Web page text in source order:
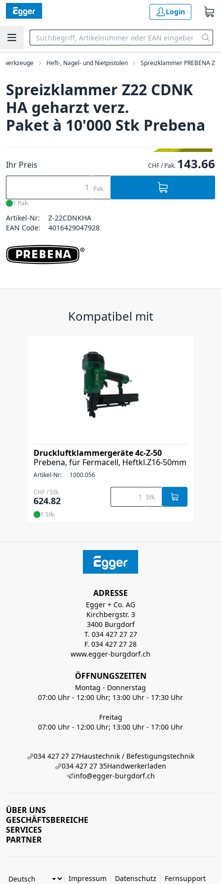
Login
Heft-, Nagel- und Nietpistolen Spreizklammer PREBENA Z
Spreizklammer Z22 CDNK
HA geharzt verz.
Paket à 10'000 Stk Prebena
Ihr Preis CHF / Pak. 143.66
Pak.
1 Pak.
Artikel-Nr:
Z-22CDNKHA
EAN Code:
4016429047928
Kompatibel mit
Druckluftklammergeräte 4c-Z-50
Prebena, für Fermacell, Heftkl.Z16-50mm
Artikel-Nr: 1000.056
CHF / Stk.
624.82 Stk.
1 Stk.
ADRESSE
Egger + Co. AG
Kirchbergstr. 3
3400 Burgdorf
T. 034 427 27 27
F. 034 427 27 28
www.egger-burgdorf.ch
ÖFFNUNGSZEITEN
Montag - Donnerstag
07:00 Uhr - 12:00 Uhr; 13:00 Uhr - 17:30 Uhr
Freitag
07:00 Uhr - 12:00 Uhr; 13:00 Uhr - 17:00 Uhr
034 427 27 27Haustechnik / Befestigungstechnik
034 427 27 35Handwerkerladen
info@egger-burgdorf.ch
ÜBER UNS
GESCHÄFTSBEREICHE
SERVICES
PARTNER
Impressum Datenschutz Fernsupport